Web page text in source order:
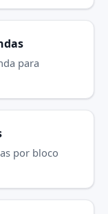
para
por bloco